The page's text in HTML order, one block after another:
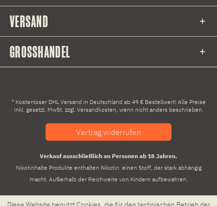
VERSAND
GROSSHANDEL
* Kostenloser DHL Versand in Deutschland ab 49 € Bestellwert! Alle Preise
inkl. gesetzl. MwSt. zzgl. Versandkosten, wenn nicht anders beschrieben.
Vertrag widerrufen
Verkauf ausschließlich an Personen ab 18 Jahren.
Nikotinhalte Produkte enthalten Nikotin: einen Stoff, der stark abhängig
macht. Außerhalb der Reichweite von Kindern aufbewahren.